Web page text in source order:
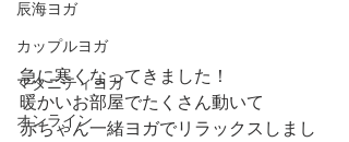
辰海ヨガ
カップルヨガ
マタニティヨガ
オンライン
急に寒くなってきました！
暖かいお部屋でたくさん動いて
赤ちゃん一緒ヨガでリラックスしまし